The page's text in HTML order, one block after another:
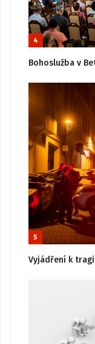
4
Bohoslužba v
5
Vyjádření k